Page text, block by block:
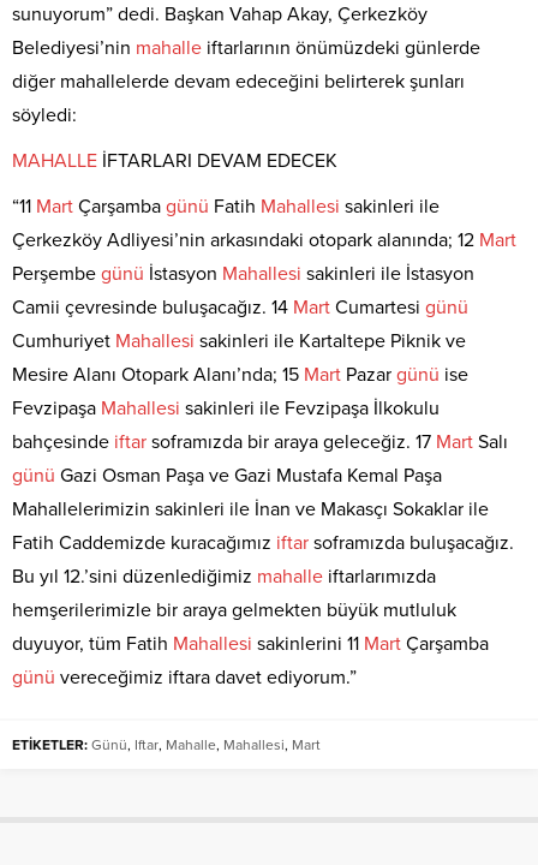
sunuyorum” dedi. Başkan Vahap Akay, Çerkezköy
Belediyesi’nin mahalle iftarlarının önümüzdeki günlerde
diğer mahallelerde devam edeceğini belirterek şunları
söyledi:
MAHALLE İFTARLARI DEVAM EDECEK
“11 Mart Çarşamba günü Fatih Mahallesi sakinleri ile
Çerkezköy Adliyesi’nin arkasındaki otopark alanında; 12 Mart
Perşembe günü İstasyon Mahallesi sakinleri ile İstasyon
Camii çevresinde buluşacağız. 14 Mart Cumartesi günü
Cumhuriyet Mahallesi sakinleri ile Kartaltepe Piknik ve
Mesire Alanı Otopark Alanı’nda; 15 Mart Pazar günü ise
Fevzipaşa Mahallesi sakinleri ile Fevzipaşa İlkokulu
bahçesinde iftar soframızda bir araya geleceğiz. 17 Mart Salı
günü Gazi Osman Paşa ve Gazi Mustafa Kemal Paşa
Mahallelerimizin sakinleri ile İnan ve Makasçı Sokaklar ile
Fatih Caddemizde kuracağımız iftar soframızda buluşacağız.
Bu yıl 12.’sini düzenlediğimiz mahalle iftarlarımızda
hemşerilerimizle bir araya gelmekten büyük mutluluk
duyuyor, tüm Fatih Mahallesi sakinlerini 11 Mart Çarşamba
günü vereceğimiz iftara davet ediyorum.”
ETİKETLER: Günü, Iftar, Mahalle, Mahallesi, Mart